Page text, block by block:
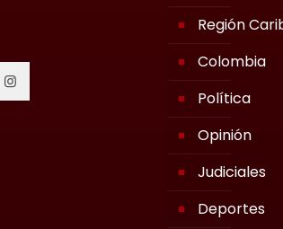
Región
Colombia
Política
Opinión
Judiciales
Deportes